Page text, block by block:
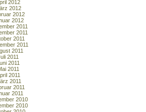
2012
2012
2012
2012
2011
2011
2011
2011
2011
2011
2011
2011
2011
2011
2011
2011
2010
2010